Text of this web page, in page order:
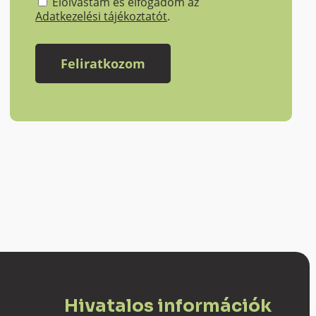
Adatkezelési tájékoztatót.
Hivatalos információk